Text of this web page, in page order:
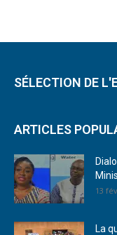
SÉLECTION DE
ARTICLES
13
La